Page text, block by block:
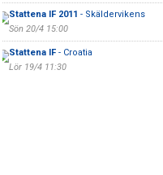
Stattena IF 2011 - Skäldervikens
Sön 20/4 15:00
Stattena IF- Croatia
Lör 19/4 11:30